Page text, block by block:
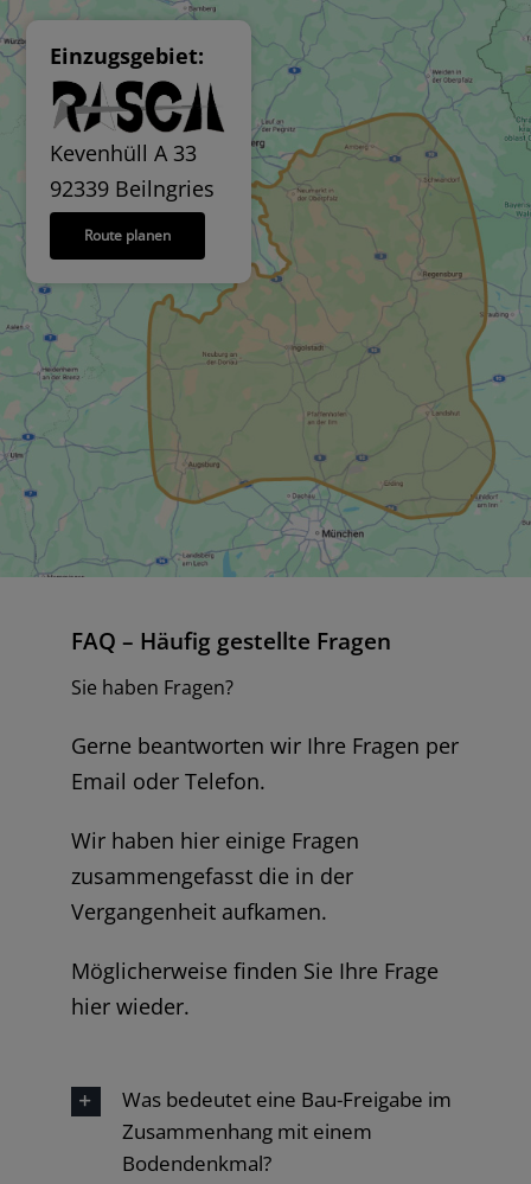
Einzugsgebiet:
Kevenhüll A 33
92339 Beilngries
Route planen
FAQ – Häufig gestellte Fragen
Sie haben Fragen?
Gerne beantworten wir Ihre Fragen per
Email oder Telefon.
Wir haben hier einige Fragen
zusammengefasst die in der
Vergangenheit aufkamen.
Möglicherweise finden Sie Ihre Frage
hier wieder.
Was bedeutet eine Bau-Freigabe im
Zusammenhang mit einem
Bodendenkmal?